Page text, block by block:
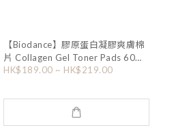
【Biodance】膠原蛋白凝膠爽膚棉
片 Collagen Gel Toner Pads 60片
(OY215)
HK$189.00 ~ HK$219.00